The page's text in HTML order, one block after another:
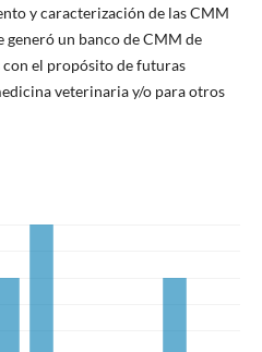
y caracterización de las CMM
generó un banco de CMM de
el propósito de futuras
veterinaria y/o para otros